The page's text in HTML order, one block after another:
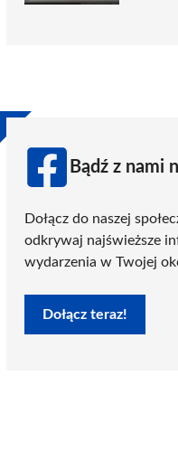
Bądź z nami
Dołącz do naszej
odkrywaj najświeższe
wydarzenia w Twojej
Dołącz teraz!